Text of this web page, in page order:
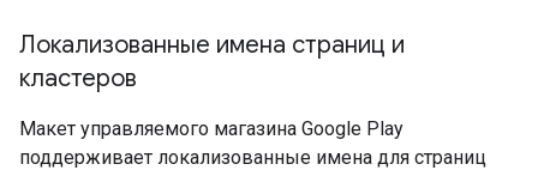
Локализованные имена страниц и
кластеров
Макет управляемого магазина Google Play
поддерживает локализованные имена для страниц